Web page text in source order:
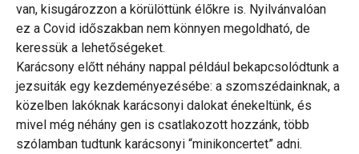
van, kisugározzon a körülöttünk élőkre is. Nyilvánvalóan
ez a Covid időszakban nem könnyen megoldható, de
keressük a lehetőségeket.
Karácsony előtt néhány nappal például bekapcsolódtunk a
jezsuiták egy kezdeményezésébe: a szomszédainknak, a
közelben lakóknak karácsonyi dalokat énekeltünk, és
mivel még néhány gen is csatlakozott hozzánk, több
szólamban tudtunk karácsonyi “minikoncertet” adni.